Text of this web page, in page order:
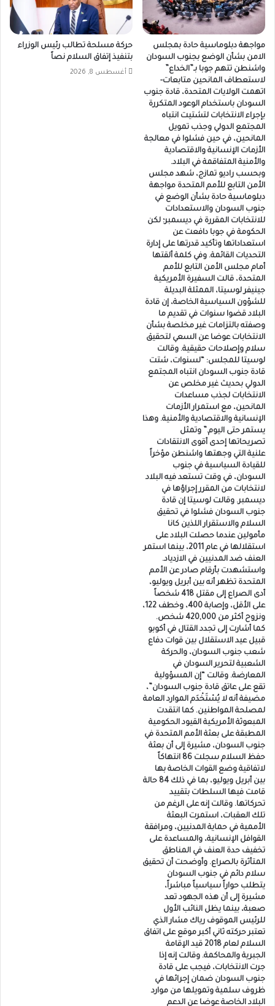
مواجهة دبلوماسية حادة بمجلس
الامن بشأن الوضع بجنوب السودان
واشنطن تتهم جوبا بـ”الخداع”
لاستعطاف المانحين متابعات-
اتهمت الولايات المتحدة، قادة جنوب
السودان باستخدام الوعود المتكررة
بإجراء الانتخابات لتشتيت انتباه
المجتمع الدولي وجذب تمويل
المانحين، في حين فشلوا في معالجة
الأزمات الإنسانية والاقتصادية
والأمنية المتفاقمة في البلاد.
وبحسب راديو تمازج، شهد مجلس
الأمن التابع للأمم المتحدة مواجهة
دبلوماسية حادة بشأن الوضع في
جنوب السودان والاستعدادات
للانتخابات المقررة في ديسمبر؛ لكن
الحكومة في جوبا دافعت عن
استعداداتها وتأكيد قدرتها على إدارة
التحديات القائمة. وفي كلمة ألقتها
أمام مجلس الأمن التابع للأمم
المتحدة، قالت السفيرة الأمريكية
جينيفر لوسيتا، الممثلة البديلة
للشؤون السياسية الخاصة، إن قادة
البلاد قضوا سنوات في تقديم ما
وصفته بالتزامات غير مخلصة بشأن
الانتخابات عوضا عن السعي لتحقيق
سلام وإصلاحات حقيقية. وقالت
لوسيتا للمجلس: “لسنوات، شتت
قادة جنوب السودان انتباه المجتمع
الدولي بحديث غير مخلص عن
الانتخابات لجذب مساعدات
المانحين، مع استمرار الأزمات
الإنسانية والاقتصادية والأمنية. وهذا
يستمر حتى اليوم.” وتمثل
تصريحاتها إحدى أقوى الانتقادات
علنية التي وجهتها واشنطن مؤخراً
للقيادة السياسية في جنوب
السودان، في وقت تستعد فيه البلاد
لانتخابات من المقرر إجراؤها في
ديسمبر. وقالت لوسيتا إن قادة
جنوب السودان فشلوا في تحقيق
السلام والاستقرار اللذين كانا
مأمولين عندما حصلت البلاد على
استقلالها في عام 2011، بينما استمر
العنف ضد المدنيين في الازدياد.
واستشهدت بأرقام صادر عن الأمم
المتحدة تظهر أنه بين أبريل ويوليو،
أدى الصراع إلى مقتل 418 شخصاً
على الأقل، وإصابة 400، وخطف 122،
ونزوح أكثر من 420,000 شخص.
كما أشارت إلى تجدد القتال في أكوبو
قبيل عيد الاستقلال بين قوات دفاع
شعب جنوب السودان، والحركة
الشعبية لتحرير السودان في
المعارضة. وقالت “إن المسؤولية
تقع على عاتق قادة جنوب السودان”،
مضيفة أنه لا يُسْتَخْدَم الموارد العامة
لمصلحة المواطنين. كما انتقدت
المبعوثة الأمريكية القيود الحكومية
المطبقة على بعثة الأمم المتحدة في
جنوب السودان، مشيرة إلى أن بعثة
حفظ السلام سجلت 86 انتهاكاً
لاتفاقية وضع القوات الخاصة بها
بين أبريل ويوليو، بما في ذلك 84 حالة
قامت فيها السلطات بتقييد
تحركاتها. وقالت إنه على الرغم من
تلك العقبات، استمرت البعثة
الأممية في حماية المدنيين، ومرافقة
القوافل الإنسانية، والمساعدة على
تخفيف حدة العنف في المناطق
المتأثرة بالصراع. وأوضحت أن تحقيق
سلام دائم في جنوب السودان
يتطلب حواراً سياسياً مباشراً،
مشيرة إلى أن هذه الجهود تعد
صعبة، بينما يظل النائب الأول
للرئيس الموقوف رياك مشار الذي
تعتبر حركته ثاني أكبر موقع على اتفاق
السلام لعام 2018 قيد الإقامة
الجبرية والمحاكمة. وقالت إنه إذا
جرت الانتخابات، فيجب على قادة
جنوب السودان ضمان إجرائها في
ظروف سلمية وتمويلها من موارد
البلاد الخاصة عوضا عن الدعم
حركة مسلحة تطالب رئيس الوزراء
بتنفيذ إتفاق السلام نصاً
أغسطس 8, 2026